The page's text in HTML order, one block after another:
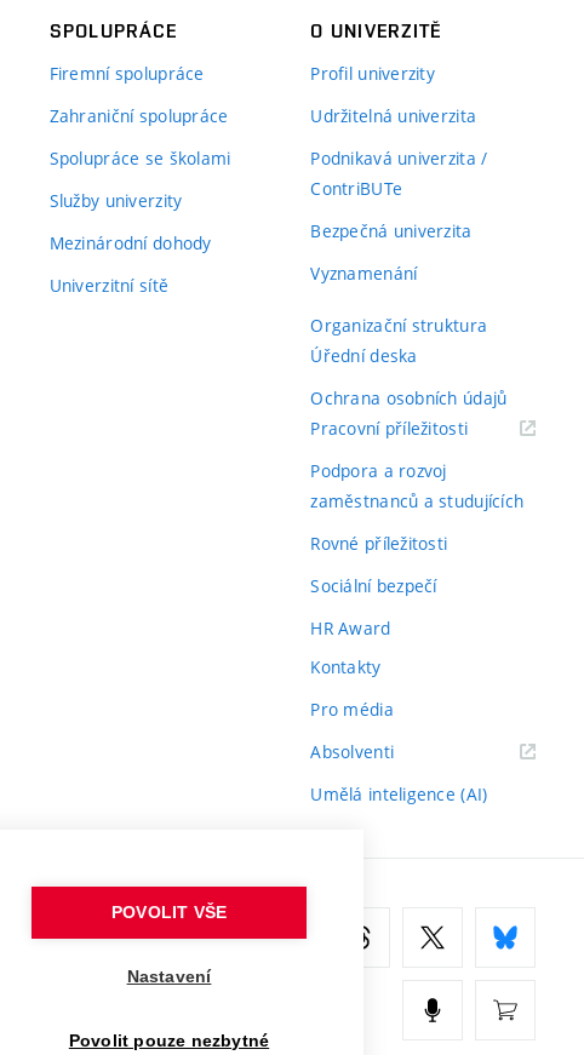
SPOLUPRÁCE
Firemní spolupráce
Zahraniční spolupráce
Spolupráce se školami
Služby univerzity
Mezinárodní dohody
Univerzitní sítě
O UNIVERZITĚ
Profil univerzity
Udržitelná univerzita
Podnikavá univerzita /
ContriBUTe
Bezpečná univerzita
Vyznamenání
Organizační struktura
Úřední deska
Ochrana osobních údajů
Pracovní příležitosti(externí
Podpora a rozvoj
zaměstnanců a studujících
Rovné příležitosti
Sociální bezpečí
HR Award
Kontakty
Pro média
Absolventi(externí
Umělá inteligence (AI)
POVOLIT VŠE
Nastavení
Povolit pouze nezbytné